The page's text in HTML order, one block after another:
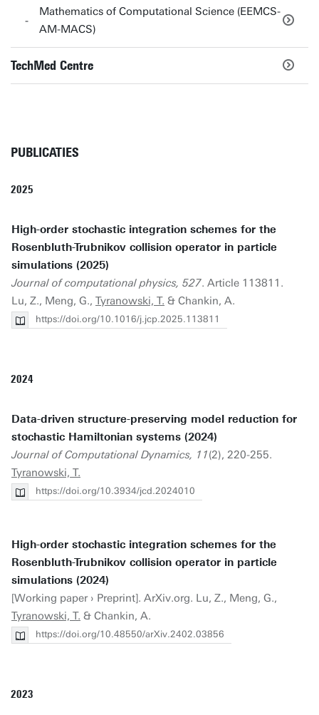
Mathematics of Computational Science (EEMCS-
AM-MACS)
TechMed Centre
PUBLICATIES
2025
High-order stochastic integration schemes for the
Rosenbluth-Trubnikov collision operator in particle
simulations (2025)
Journal of computational physics, 527. Article 113811.
Lu, Z., Meng, G., Tyranowski, T. & Chankin, A.
https://doi.org/10.1016/j.jcp.2025.113811
2024
Data-driven structure-preserving model reduction for
stochastic Hamiltonian systems (2024)
Journal of Computational Dynamics, 11(2), 220-255.
Tyranowski, T.
https://doi.org/10.3934/jcd.2024010
High-order stochastic integration schemes for the
Rosenbluth-Trubnikov collision operator in particle
simulations (2024)
[Working paper › Preprint]. ArXiv.org. Lu, Z., Meng, G.,
Tyranowski, T. & Chankin, A.
https://doi.org/10.48550/arXiv.2402.03856
2023